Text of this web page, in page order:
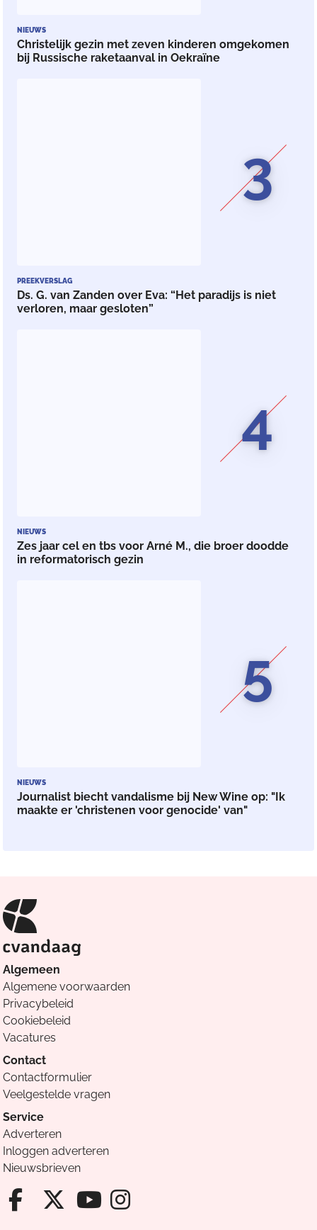
NIEUWS
Christelijk gezin met zeven kinderen omgekomen
bij Russische raketaanval in Oekraïne
3
PREEKVERSLAG
Ds. G. van Zanden over Eva: “Het paradijs is niet
verloren, maar gesloten”
4
NIEUWS
Zes jaar cel en tbs voor Arné M., die broer doodde
in reformatorisch gezin
5
NIEUWS
Journalist biecht vandalisme bij New Wine op: "Ik
maakte er 'christenen voor genocide' van"
Algemeen
Algemene voorwaarden
Privacybeleid
Cookiebeleid
Vacatures
Contact
Contactformulier
Veelgestelde vragen
Service
Adverteren
Inloggen adverteren
Nieuwsbrieven
Facebook van Cvandaag
X van Cvandaag
Instagram van